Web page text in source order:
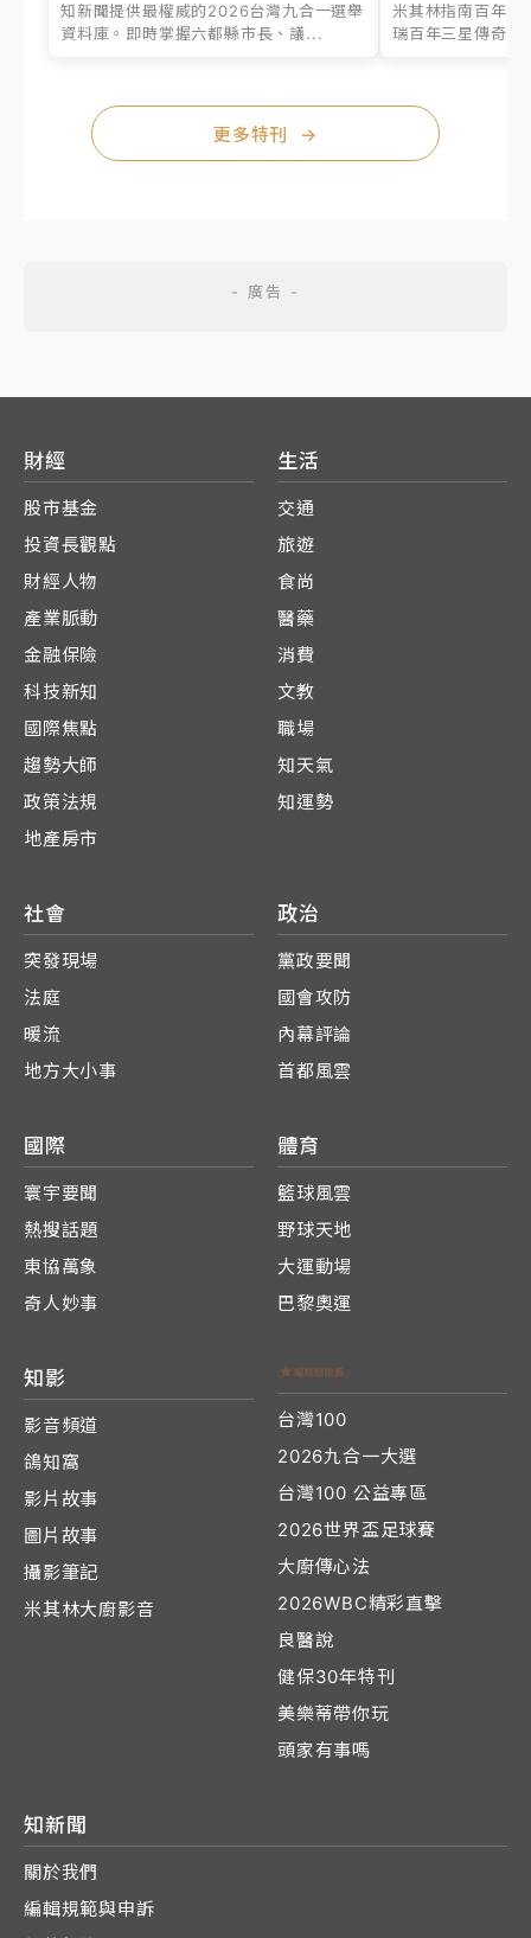
知新聞提供最權威的2026台灣九合一選舉
資料庫。即時掌握六都縣市長、議...
米其林指南百年之
瑞百年三星傳奇、
更多特刊 →
財經
股市基金
投資長觀點
財經人物
產業脈動
金融保險
科技新知
國際焦點
趨勢大師
政策法規
地產房市
生活
交通
旅遊
食尚
醫藥
消費
文教
職場
知天氣
知運勢
社會
突發現場
法庭
暖流
地方大小事
政治
黨政要聞
國會攻防
內幕評論
首都風雲
國際
寰宇要聞
熱搜話題
東協萬象
奇人妙事
體育
籃球風雲
野球天地
大運動場
巴黎奧運
知影
影音頻道
鴿知窩
影片故事
圖片故事
攝影筆記
米其林大廚影音
台灣100
2026九合一大選
台灣100 公益專區
2026世界盃足球賽
大廚傳心法
2026WBC精彩直擊
良醫說
健保30年特刊
美樂蒂帶你玩
頭家有事嗎
知新聞
關於我們
編輯規範與申訴